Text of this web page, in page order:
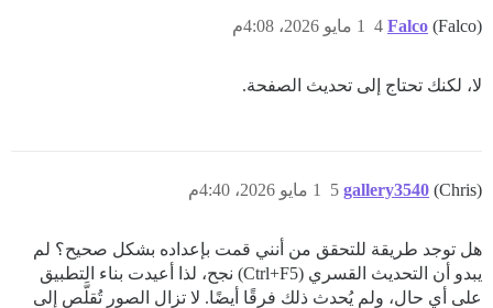
Falco (Falco) 1 مايو 2026، 4:08م 4
لا، لكنك تحتاج إلى تحديث الصفحة.
gallery3540 (Chris) 1 مايو 2026، 4:40م 5
هل توجد طريقة للتحقق من أنني قمت بإعداده بشكل صحيح؟ لم
يبدو أن التحديث القسري (Ctrl+F5) نجح، لذا أعيدت بناء التطبيق
على أي حال، ولم يُحدث ذلك فرقًا أيضًا. لا تزال الصور تُقلَّص إلى